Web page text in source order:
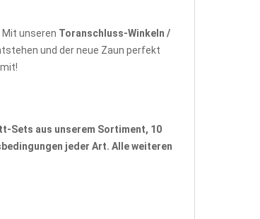
unseren Toranschluss-Winkeln /
und der neue Zaun perfekt
mit!
Sets aus unserem Sortiment, 10
jeder Art. Alle weiteren